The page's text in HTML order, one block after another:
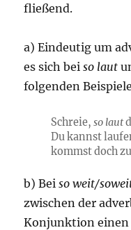
fließend.
a) Eindeutig um
es sich beiso laut
folgenden
Schreie, so laut
Du kannst
kommst doch
b) Beiso weit/
zwischen der
Konjunktion einen